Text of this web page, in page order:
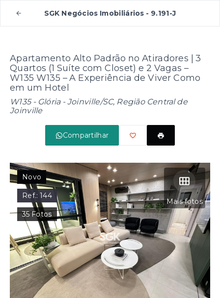
SGK Negócios Imobiliários - 9.191-J
Apartamento Alto Padrão no Atiradores | 3
Quartos (1 Suíte com Closet) e 2 Vagas –
W135 W135 – A Experiência de Viver Como
em um Hotel
W135 - Glória - Joinville/SC, Região Central de
Joinville
Compartilhar
Mais fotos
Novo
Ref.:144
35Fotos